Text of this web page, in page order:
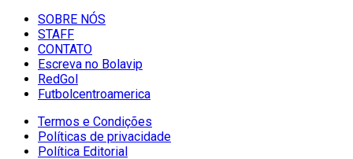
SOBRE NÓS
STAFF
CONTATO
Escreva no Bolavip
RedGol
Futbolcentroamerica
Termos e Condições
Políticas de privacidade
Política Editorial